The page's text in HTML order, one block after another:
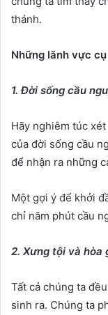
thánh.
Những lãnh vực
1. Đời sống cầu
Hãy nghiêm túc
của đời sống cầu
để nhận ra những
Một gợi ý để khởi
chỉ năm phút cầu
2. Xưng tội và hòa
Tất cả chúng ta
sinh ra. Chúng ta